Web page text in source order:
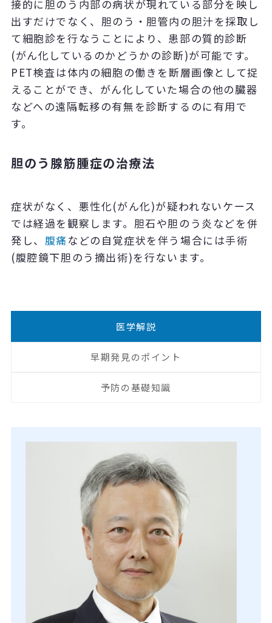
接的に胆のう内部の病状が現れている部分を映し
出すだけでなく、胆のう・胆管内の胆汁を採取し
て細胞診を行なうことにより、患部の質的診断
(がん化しているのかどうかの診断)が可能です。
PET検査は体内の細胞の働きを断層画像として捉
えることができ、がん化していた場合の他の臓器
などへの遠隔転移の有無を診断するのに有用で
す。
胆のう腺筋腫症の治療法
症状がなく、悪性化(がん化)が疑われないケース
では経過を観察します。胆石や胆のう炎などを併
発し、 腹痛などの自覚症状を伴う場合には手術
(腹腔鏡下胆のう摘出術)を行ないます。
医学解説
早期発見のポイント
予防の基礎知識